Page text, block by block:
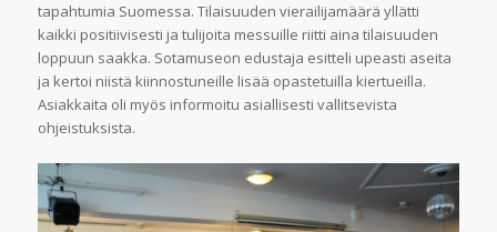
tapahtumia Suomessa. Tilaisuuden vierailijamäärä yllätti
kaikki positiivisesti ja tulijoita messuille riitti aina tilaisuuden
loppuun saakka. Sotamuseon edustaja esitteli upeasti aseita
ja kertoi niistä kiinnostuneille lisää opastetuilla kiertueilla.
Asiakkaita oli myös informoitu asiallisesti vallitsevista
ohjeistuksista.